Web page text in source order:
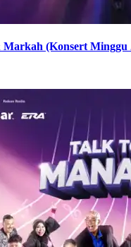
Markah (Konsert Minggu